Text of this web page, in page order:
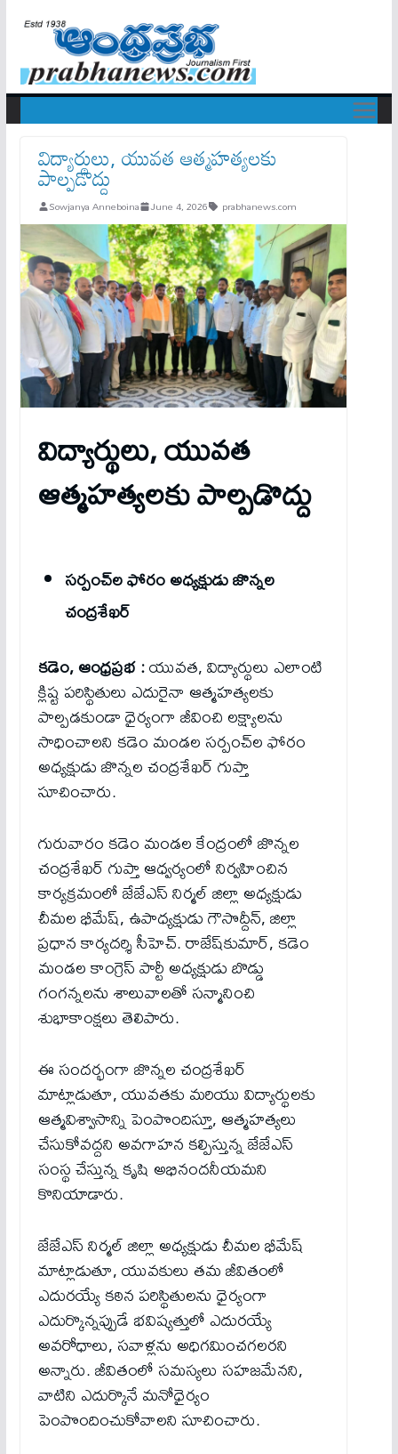
విద్యార్థులు, యువత ఆత్మహత్యలకు
పాల్పడొద్దు
Sowjanya Anneboina June 4, 2026 prabhanews.com
విద్యార్థులు, యువత
ఆత్మహత్యలకు పాల్పడొద్దు
సర్పంచ్‌ల ఫోరం అధ్యక్షుడు జొన్నల
చంద్రశేఖర్
కడెం, ఆంధ్రప్రభ :యువత, విద్యార్థులు ఎలాంటి
క్లిష్ట పరిస్థితులు ఎదురైనా ఆత్మహత్యలకు
పాల్పడకుండా ధైర్యంగా జీవించి లక్ష్యాలను
సాధించాలని కడెం మండల సర్పంచ్‌ల ఫోరం
అధ్యక్షుడు జొన్నల చంద్రశేఖర్ గుప్తా
సూచించారు.
గురువారం కడెం మండల కేంద్రంలో జొన్నల
చంద్రశేఖర్ గుప్తా ఆధ్వర్యంలో నిర్వహించిన
కార్యక్రమంలో జేజేఎస్ నిర్మల్ జిల్లా అధ్యక్షుడు
చీమల భీమేష్, ఉపాధ్యక్షుడు గౌసొద్దీన్, జిల్లా
ప్రధాన కార్యదర్శి సీహెచ్. రాజేష్‌కుమార్, కడెం
మండల కాంగ్రెస్ పార్టీ అధ్యక్షుడు బొడ్డు
గంగన్నలను శాలువాలతో సన్మానించి
శుభాకాంక్షలు తెలిపారు.
ఈ సందర్భంగా జొన్నల చంద్రశేఖర్
మాట్లాడుతూ, యువతకు మరియు విద్యార్థులకు
ఆత్మవిశ్వాసాన్ని పెంపొందిస్తూ, ఆత్మహత్యలు
చేసుకోవద్దని అవగాహన కల్పిస్తున్న జేజేఎస్
సంస్థ చేస్తున్న కృషి అభినందనీయమని
కొనియాడారు.
జేజేఎస్ నిర్మల్ జిల్లా అధ్యక్షుడు చీమల భీమేష్
మాట్లాడుతూ, యువకులు తమ జీవితంలో
ఎదురయ్యే కఠిన పరిస్థితులను ధైర్యంగా
ఎదుర్కొన్నప్పుడే భవిష్యత్తులో ఎదురయ్యే
అవరోధాలు, సవాళ్లను అధిగమించగలరని
అన్నారు. జీవితంలో సమస్యలు సహజమేనని,
వాటిని ఎదుర్కొనే మనోధైర్యం
పెంపొందించుకోవాలని సూచించారు.